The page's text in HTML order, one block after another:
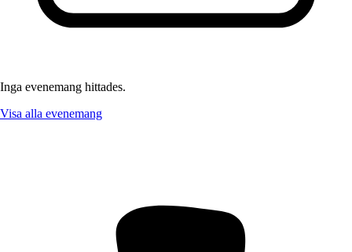
Inga evenemang hittades.
Visa alla evenemang